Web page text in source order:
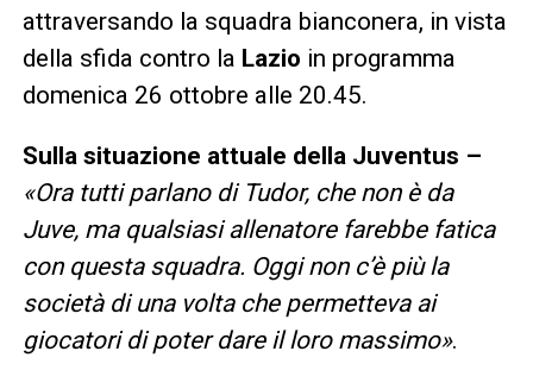
attraversando la squadra bianconera, in vista
della sfida contro la Lazio in programma
domenica 26 ottobre alle 20.45.
Sulla situazione attuale della Juventus –
«Ora tutti parlano di Tudor, che non è da
Juve, ma qualsiasi allenatore farebbe fatica
con questa squadra. Oggi non c’è più la
società di una volta che permetteva ai
giocatori di poter dare il loro massimo».